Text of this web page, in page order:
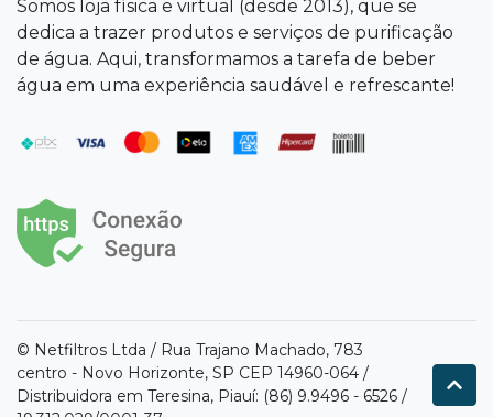
Somos loja física e virtual (desde 2013), que se
dedica a trazer produtos e serviços de purificação
de água. Aqui, transformamos a tarefa de beber
água em uma experiência saudável e refrescante!
© Netfiltros Ltda / Rua Trajano Machado, 783
centro - Novo Horizonte, SP CEP 14960-064 /
Distribuidora em Teresina, Piauí: (86) 9.9496 - 6526 /